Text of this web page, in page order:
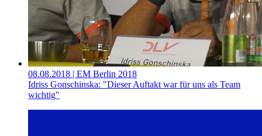
08.08.2018 | EM Berlin 2018
Idriss Gonschinska: "Dieser Auftakt war für uns als Team
wichtig"